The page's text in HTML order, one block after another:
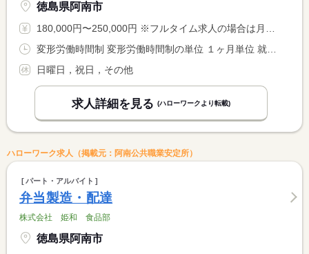
徳島県阿南市
180,000円〜250,000円 ※フルタイム求人の場合は月額（換算額）、パート求人の場合は時間額を表示しています。
日曜日，祝日，その他
求人詳細を見る (ハローワークより転載)
ハローワーク求人（掲載元：阿南公共職業安定所）
パート・アルバイト
弁当製造・配達
株式会社 姫和 食品部
徳島県阿南市